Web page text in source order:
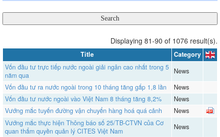
Displaying 81-90 of 1076 result(s).
Title
Category
Vốn đầu tư trực tiếp nước ngoài giải ngân cao nhất trong 5
năm qua
News
Vốn đầu tư ra nước ngoài trong 10 tháng tăng gấp 1,8 lần
News
Vốn đầu tư nước ngoài vào Việt Nam 8 tháng tăng 8,2%
News
Vướng mắc tuyến đường vận chuyển hàng hoá quá cảnh
News
Vướng mắc thực hiện Thông báo số 25/TB-CTVN của Cơ
quan thẩm quyền quản lý CITES Việt Nam
News